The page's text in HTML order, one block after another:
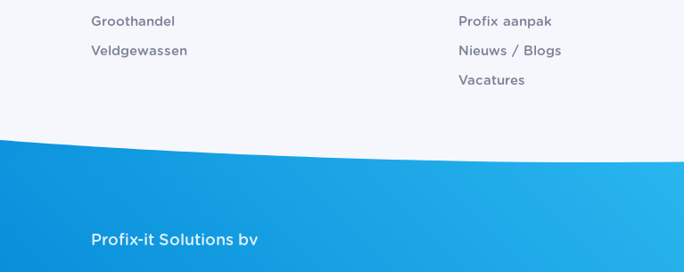
Groothandel
Veldgewassen
Profix aanpak
Nieuws / Blogs
Vacatures
Profix-it Solutions bv